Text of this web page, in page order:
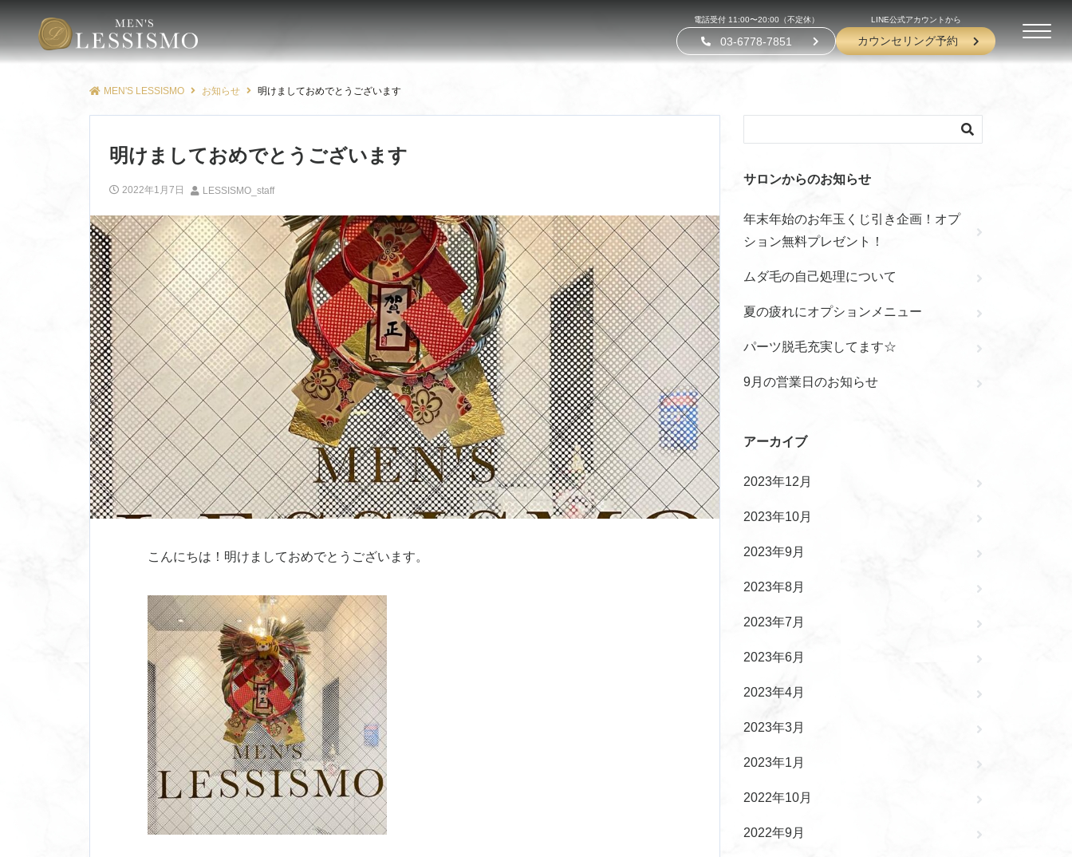
電話受付 11:00〜20:00（不定休）
03-6778-7851
LINE公式アカウントから
カウンセリング予約
MEN'S LESSISMO お知らせ 明けましておめでとうございます
明けましておめでとうございます
2022年1月7日 LESSISMO_staff
こんにちは！明けましておめでとうございます。
サロンからのお知らせ
年末年始のお年玉くじ引き企画！オプ
ション無料プレゼント！
ムダ毛の自己処理について
夏の疲れにオプションメニュー
パーツ脱毛充実してます☆
9月の営業日のお知らせ
アーカイブ
2023年12月
2023年10月
2023年9月
2023年8月
2023年7月
2023年6月
2023年4月
2023年3月
2023年1月
2022年10月
2022年9月